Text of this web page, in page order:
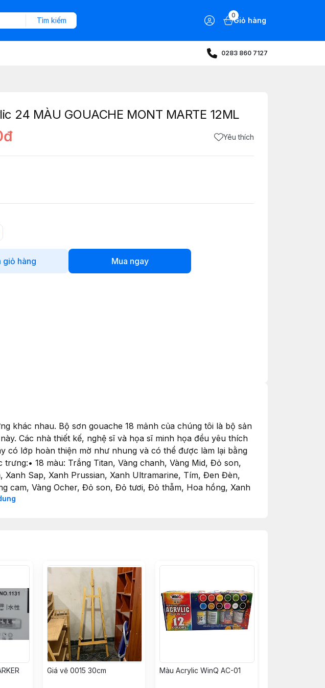
Tìm kiếm
0
Giỏ hàng
0283 860 7127
24 MÀU GOUACHE MONT MARTE 12ML
Yêu thích
giỏ hàng Mua ngay
khác nhau. Bộ sơn gouache 18 mảnh của chúng tôi là bộ sản
Các nhà thiết kế, nghệ sĩ và họa sĩ minh họa đều yêu thích
có lớp hoàn thiện mờ như nhung và có thể được làm lại bằng
18 màu: Trắng Titan, Vàng chanh, Vàng Mid, Đỏ son,
Sap, Xanh Prussian, Xanh Ultramarine, Tím, Đen Đèn,
cam, Vàng Ocher, Đỏ son, Đỏ tươi, Đỏ thẫm, Hoa hồng, Xanh
Prussian , Xanh dương đậm, Mauve, Tím, Burnt Sienna,
to try out this amazing medium. Designers, artists and
tubes have a velvety, matte finish and can be reworked with
Sap Green, Prussian Blue, Ultramarine Blue, Purple, Lamp
Pale Yellow, Yellow Mid, Orange Yellow, Yellow Ochre,
Deep Green, Cobalt Blue, Cerulean Blue, Prussian Blue,
quality pigments• Smooth consistency and excellent
once dry#montmarte #gouachemontmarte Bên mình có đầy đủ
hài lòng về sản phẩm, bạn đừng quên cho shop 1 follow và
Giá vẽ 0015 30cm Màu Acrylic WinQ AC-01